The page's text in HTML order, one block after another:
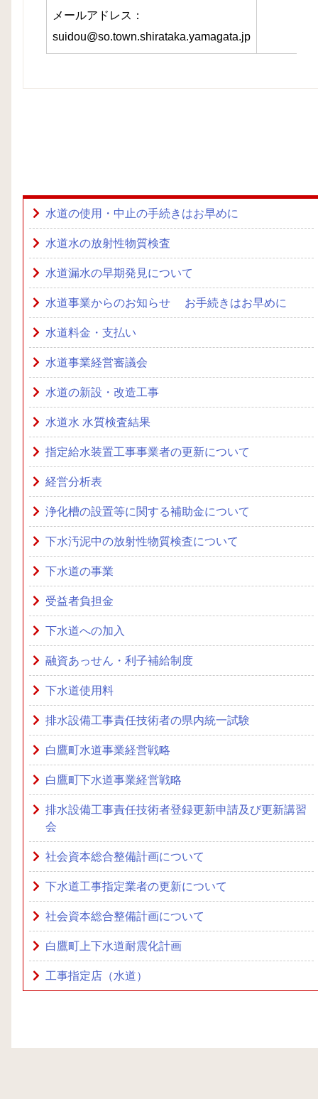
メールアドレス：
suidou@so.town.shirataka.yamagata.jp
水道の使用・中止の手続きはお早めに
水道水の放射性物質検査
水道漏水の早期発見について
水道事業からのお知らせ お手続きはお早めに
水道料金・支払い
水道事業経営審議会
水道の新設・改造工事
水道水 水質検査結果
指定給水装置工事事業者の更新について
経営分析表
浄化槽の設置等に関する補助金について
下水汚泥中の放射性物質検査について
下水道の事業
受益者負担金
下水道への加入
融資あっせん・利子補給制度
下水道使用料
排水設備工事責任技術者の県内統一試験
白鷹町水道事業経営戦略
白鷹町下水道事業経営戦略
排水設備工事責任技術者登録更新申請及び更新講習
会
社会資本総合整備計画について
下水道工事指定業者の更新について
社会資本総合整備計画について
白鷹町上下水道耐震化計画
工事指定店（水道）